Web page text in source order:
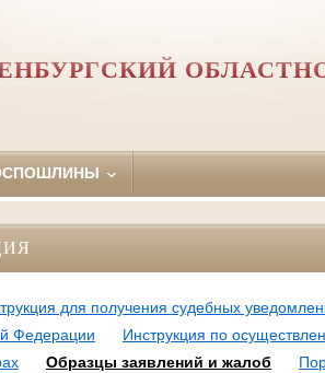
для получения судебных
Федерации
Инструкция по
Образцы заявлений и жалоб